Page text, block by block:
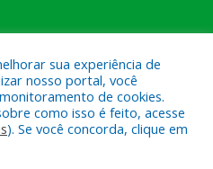
a Prefeitura Municipal de Afuá.
sua experiência de
nosso portal, você
de cookies.
como isso é feito, acesse
). Se você concorda, clique em